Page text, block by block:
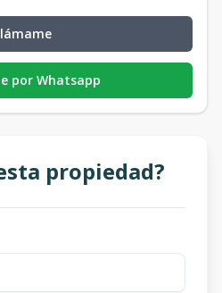
por Whatsapp
propiedad?